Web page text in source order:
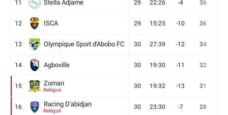
11 Stella Adjame 29 22:26 -4 36
12 ISCA 29 15:25 -10 36
13 Olympique Sport d'Abobo FC 30 27:39 -12 34
14 Agboville 30 19:30 -11 32
15 Zoman
Relégué
30 19:32 -13 31
16 Racing D'abidjan
Relégué
30 23:30 -7 28